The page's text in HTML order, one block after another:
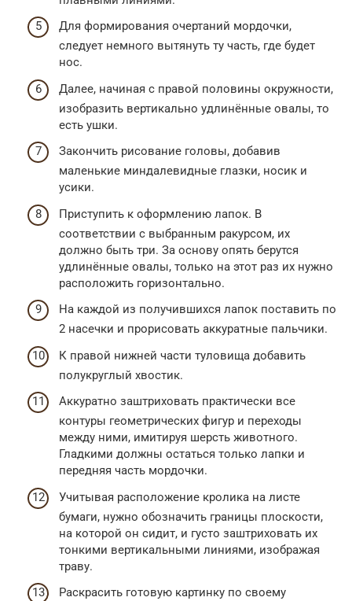
Для формирования очертаний мордочки,
следует немного вытянуть ту часть, где будет
нос.
Далее, начиная с правой половины окружности,
изобразить вертикально удлинённые овалы, то
есть ушки.
Закончить рисование головы, добавив
маленькие миндалевидные глазки, носик и
усики.
Приступить к оформлению лапок. В
соответствии с выбранным ракурсом, их
должно быть три. За основу опять берутся
удлинённые овалы, только на этот раз их нужно
расположить горизонтально.
На каждой из получившихся лапок поставить по
2 насечки и прорисовать аккуратные пальчики.
К правой нижней части туловища добавить
полукруглый хвостик.
Аккуратно заштриховать практически все
контуры геометрических фигур и переходы
между ними, имитируя шерсть животного.
Гладкими должны остаться только лапки и
передняя часть мордочки.
Учитывая расположение кролика на листе
бумаги, нужно обозначить границы плоскости,
на которой он сидит, и густо заштриховать их
тонкими вертикальными линиями, изображая
траву.
Раскрасить готовую картинку по своему